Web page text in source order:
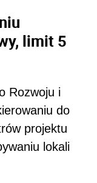
limit 5
Rozwoju i
do
projektu
lokali